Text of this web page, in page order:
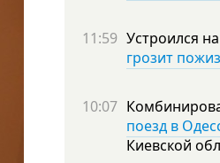
11:59 Устроился
грозит
10:07
поезд в
Киевской